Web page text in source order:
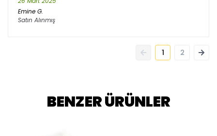
Emine G.
Satın Alınmış
1 2
BENZER ÜRÜNLER